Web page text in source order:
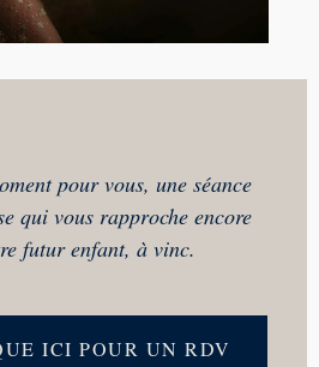
pour vous, une séance
qui vous rapproche encore
futur enfant, à vinc.
ICI POUR UN RDV